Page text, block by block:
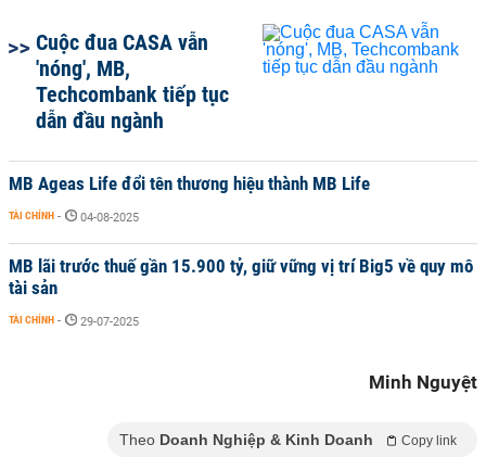
Cuộc đua CASA vẫn
'nóng', MB,
Techcombank tiếp tục
dẫn đầu ngành
MB Ageas Life đổi tên thương hiệu thành MB Life
TÀI CHÍNH - 04-08-2025
MB lãi trước thuế gần 15.900 tỷ, giữ vững vị trí Big5 về quy mô
tài sản
TÀI CHÍNH - 29-07-2025
Minh Nguyệt
Theo Doanh Nghiệp & Kinh Doanh Copy link